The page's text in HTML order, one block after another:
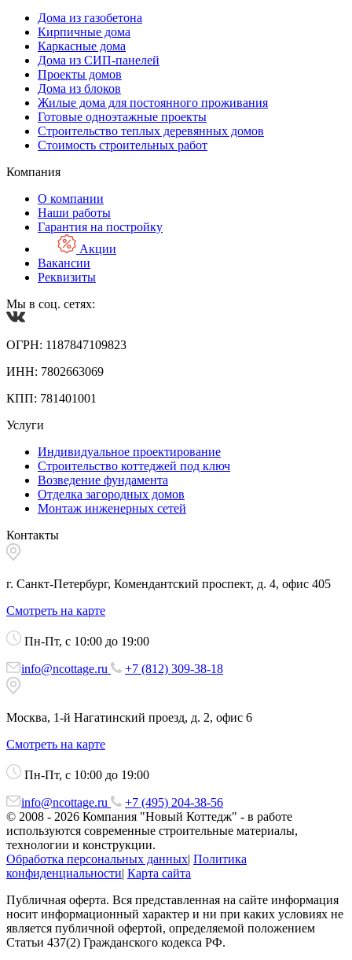
Дома из газобетона
Кирпичные дома
Каркасные дома
Дома из СИП-панелей
Проекты домов
Дома из блоков
Жилые дома для постоянного проживания
Готовые одноэтажные проекты
Строительство теплых деревянных домов
Стоимость строительных работ
Компания
О компании
Наши работы
Гарантия на постройку
Акции
Вакансии
Реквизиты
Мы в соц. сетях:
ОГРН: 1187847109823
ИНН: 7802663069
КПП: 781401001
Услуги
Индивидуальное проектирование
Строительство коттеджей под ключ
Возведение фундамента
Отделка загородных домов
Монтаж инженерных сетей
Контакты
г. Санкт-Петербург, Комендантский проспект, д. 4, офис 405
Смотреть на карте
Пн-Пт, с 10:00 до 19:00
info@ncottage.ru +7 (812) 309-38-18
Москва, 1-й Нагатинский проезд, д. 2, офис 6
Смотреть на карте
Пн-Пт, с 10:00 до 19:00
info@ncottage.ru
+7 (495) 204-38-56
© 2008 - 2026 Компания "Новый Коттедж" - в работе
используются современные строительные материалы,
технологии и конструкции.
Обработка персональных данных| Политика
конфиденциальности| Карта сайта
Публичная оферта. Вся представленная на сайте информация
носит информационный характер и ни при каких условиях не
является публичной офертой, определяемой положением
Статьи 437(2) Гражданского кодекса РФ.